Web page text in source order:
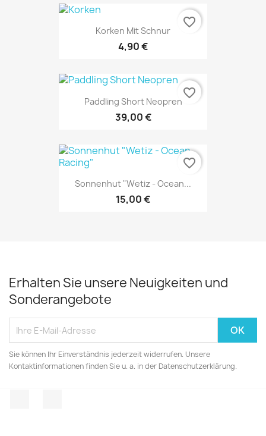
Korken Mit Schnur
4,90 €
favorite_border
Paddling Short Neopren
39,00 €
favorite_border
Sonnenhut "Wetiz - Ocean...
15,00 €
favorite_border
Erhalten Sie unsere Neuigkeiten und
Sonderangebote
Sie können Ihr Einverständnis jederzeit widerrufen. Unsere
Kontaktinformationen finden Sie u. a. in der Datenschutzerklärung.